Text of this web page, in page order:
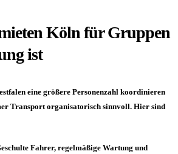
Köln für Gruppen
ist
eine größere Personenzahl koordinieren
Transport organisatorisch sinnvoll. Hier sind
Fahrer, regelmäßige Wartung und